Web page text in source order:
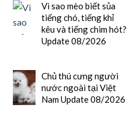
Vì sao mèo biết sủa
tiếng chó, tiếng khỉ
kêu và tiếng chim hót?
Update 08/2026
Chủ thú cưng người
nước ngoài tại Việt
Nam Update 08/2026